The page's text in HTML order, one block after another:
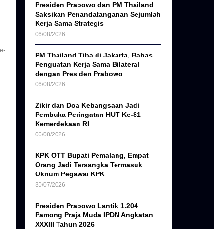
Presiden Prabowo dan PM Thailand
Saksikan Penandatanganan Sejumlah
Kerja Sama Strategis
06/08/2026
PM Thailand Tiba di Jakarta, Bahas
Penguatan Kerja Sama Bilateral
dengan Presiden Prabowo
06/08/2026
Zikir dan Doa Kebangsaan Jadi
Pembuka Peringatan HUT Ke-81
Kemerdekaan RI
06/08/2026
KPK OTT Bupati Pemalang, Empat
Orang Jadi Tersangka Termasuk
Oknum Pegawai KPK
30/07/2026
Presiden Prabowo Lantik 1.204
Pamong Praja Muda IPDN Angkatan
XXXIII Tahun 2026